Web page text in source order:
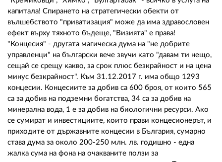
капитала! Спирането на стратегически обекти от
вълшебството "приватизация" може да има здравословен
ефект върху тяхното бъдеще, "Визията" е права!
"Концесия" - другата магическа дума на "не добрите
управленци" на български вече звучи като "давам ти нещо,
сещай се срещу какво, за срок плюс безкрайност и на цена
минус безкрайност". Към 31.12.2017 г. има общо 1293
концесии. Концесиите за добив са 600 броя, от които 565
са за добив на подземни богатства, 34 са за добив на
минерална вода, 1 е за добив на биологични ресурси. Ако
се сумират и инвестициите, които прави концесионерът, и
приходите от държавните концесии в България, сумарно
става дума за около 200-250 млн. лв. годишно - една
жалка сума на фона на очакваните ползи за